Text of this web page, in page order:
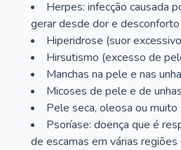
Herpes: infecção causada
gerar desde dor e
Hiperidrose (suor
Hirsutismo (excesso de
Manchas na pele e nas
Micoses de pele e de
Pele seca, oleosa ou muito
Psoríase: doença que é
de escamas em várias